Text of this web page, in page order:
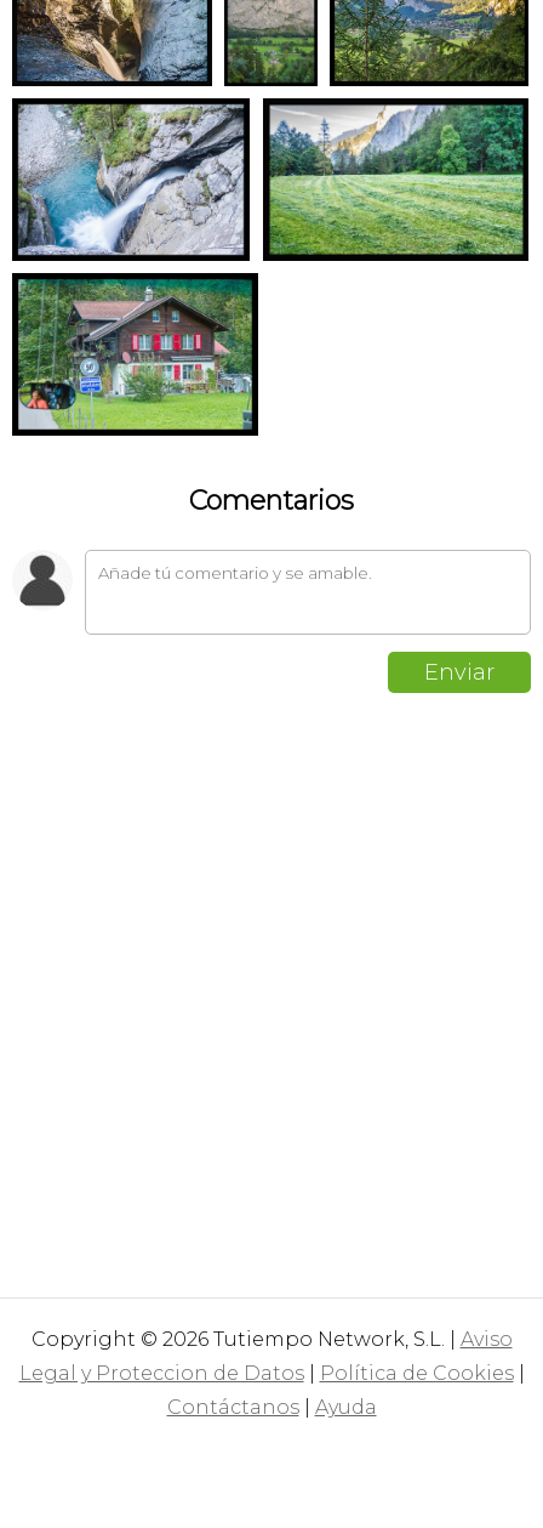
Comentarios
Copyright © 2026 Tutiempo Network, S.L. | Aviso
Legal y Proteccion de Datos| Política de Cookies|
Contáctanos| Ayuda